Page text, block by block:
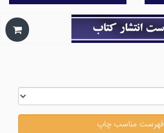
فهرست مناسب چاپ